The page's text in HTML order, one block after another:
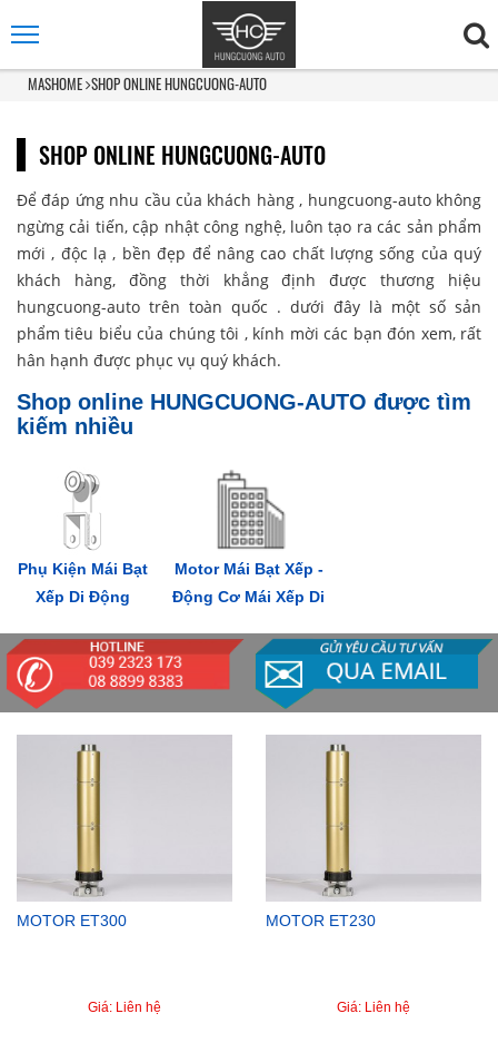
MASHOME SHOP ONLINE HUNGCUONG-AUTO
SHOP ONLINE HUNGCUONG-AUTO
Để đáp ứng nhu cầu của khách hàng , hungcuong-auto không
ngừng cải tiến, cập nhật công nghệ, luôn tạo ra các sản phẩm
mới , độc lạ , bền đẹp để nâng cao chất lượng sống của quý
khách hàng, đồng thời khẳng định được thương hiệu
hungcuong-auto trên toàn quốc . dưới đây là một số sản
phẩm tiêu biểu của chúng tôi , kính mời các bạn đón xem, rất
hân hạnh được phục vụ quý khách.
Shop online HUNGCUONG-AUTO được tìm
kiếm nhiều
Phụ Kiện Mái Bạt
Xếp Di Động
Motor Mái Bạt Xếp -
Động Cơ Mái Xếp Di
MOTOR ET300
Giá: Liên hệ
MOTOR ET230
Giá: Liên hệ